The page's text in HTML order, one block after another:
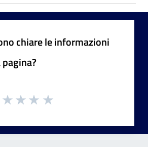
chiare le informazioni